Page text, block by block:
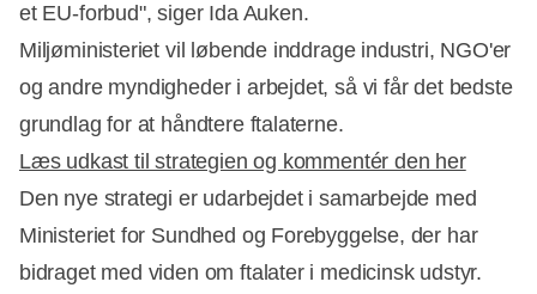
et EU-forbud", siger Ida Auken.
Miljøministeriet vil løbende inddrage industri, NGO'er
og andre myndigheder i arbejdet, så vi får det bedste
grundlag for at håndtere ftalaterne.
Læs udkast til strategien og kommentér den her
Den nye strategi er udarbejdet i samarbejde med
Ministeriet for Sundhed og Forebyggelse, der har
bidraget med viden om ftalater i medicinsk udstyr.